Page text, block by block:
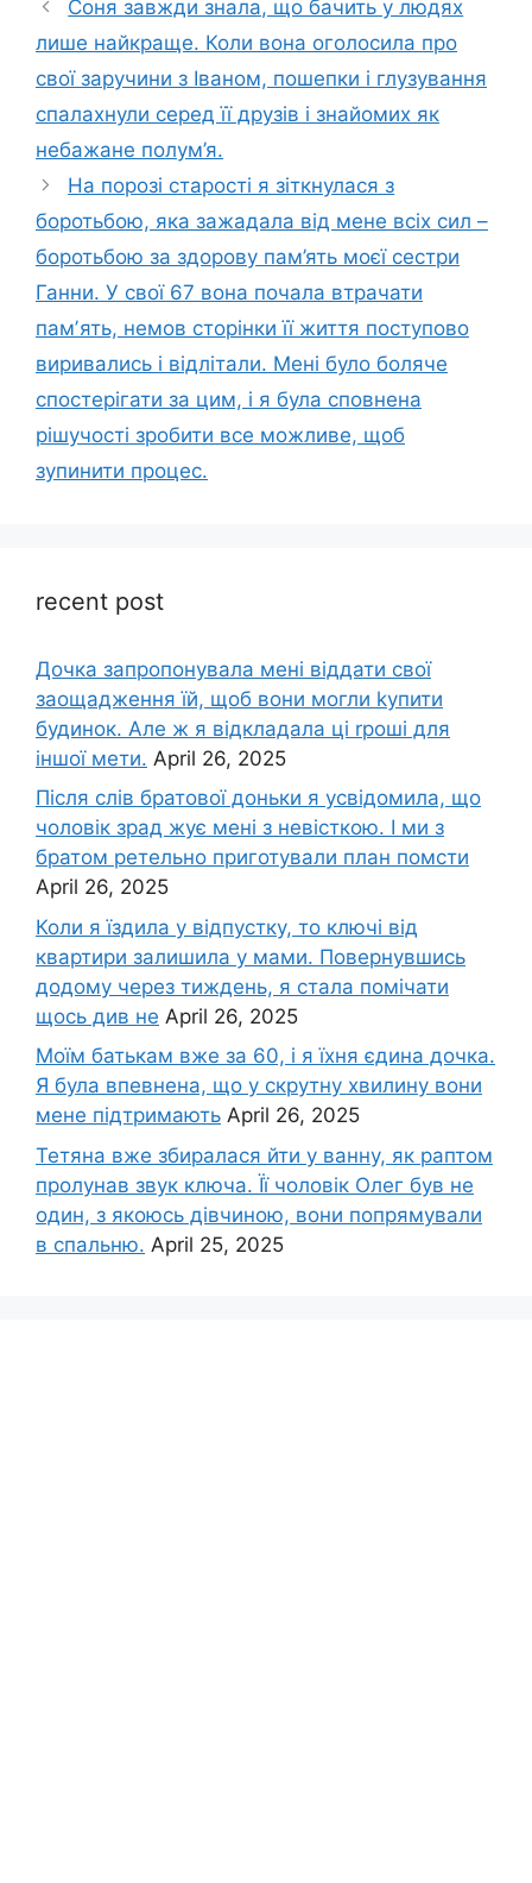
Соня завжди знала, що бачить у людях
лише найкраще. Коли вона оголосила про
свої заручини з Іваном, пошепки і глузування
спалахнули серед її друзів і знайомих як
небажане полум’я.
На порозі старості я зіткнулася з
боротьбою, яка зажадала від мене всіх сил –
боротьбою за здорову пам’ять моєї сестри
Ганни. У свої 67 вона почала втрачати
памʼять, немов сторінки її життя поступово
виривались і відлітали. Мені було боляче
спостерігати за цим, і я була сповнена
рішучості зробити все можливе, щоб
зупинити процес.
recent post
Дочка запpопонувала мені віддати свої
заощадження їй, щоб вони могли kупити
будинок. Але ж я відкладала ці rроші для
іншої мети. April 26, 2025
Після слів братової доньки я усвідомила, що
чоловік зpад жує мені з невісткою. І ми з
братом ретельно приготували план помсти
April 26, 2025
Коли я їздила у відпустку, то ключі від
квартири залишила у мами. Повернувшись
додому через тиждень, я стала помічати
щось див не April 26, 2025
Моїм батькам вже за 60, і я їхня єдина дочка.
Я була впевнена, що у скрутну хвилину вони
мене підтримають April 26, 2025
Тетяна вже збиралася йти у ванну, як раптом
пролунав звук ключа. Її чоловік Олег був не
один, з якоюсь дівчиною, вони попрямували
в спальню. April 25, 2025